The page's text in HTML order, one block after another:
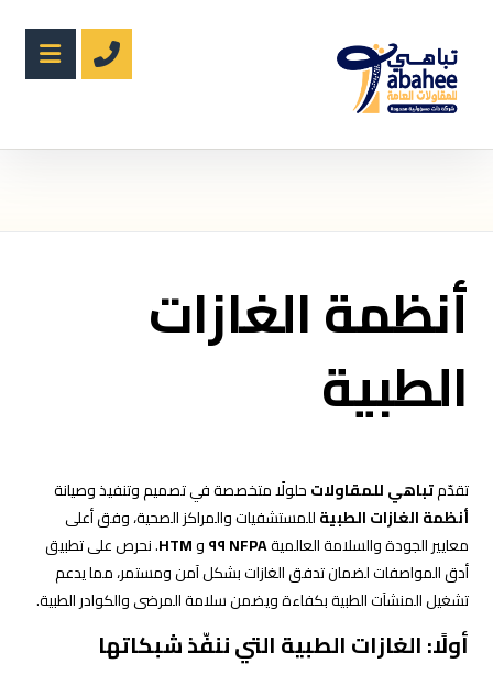
أنظمة الغازات
الطبية
تقدّمتباهي للمقاولاتحلولًا متخصصة في تصميم وتنفيذ وصيانة
أنظمة الغازات الطبيةللمستشفيات والمراكز الصحية، وفق أعلى
معايير الجودة والسلامة العالميةNFPA ٩٩ وHTM. نحرص على تطبيق
أدق المواصفات لضمان تدفق الغازات بشكل آمن ومستمر، مما يدعم
تشغيل المنشآت الطبية بكفاءة ويضمن سلامة المرضى والكوادر الطبية.
أولًا: الغازات الطبية التي ننفّذ شبكاتها